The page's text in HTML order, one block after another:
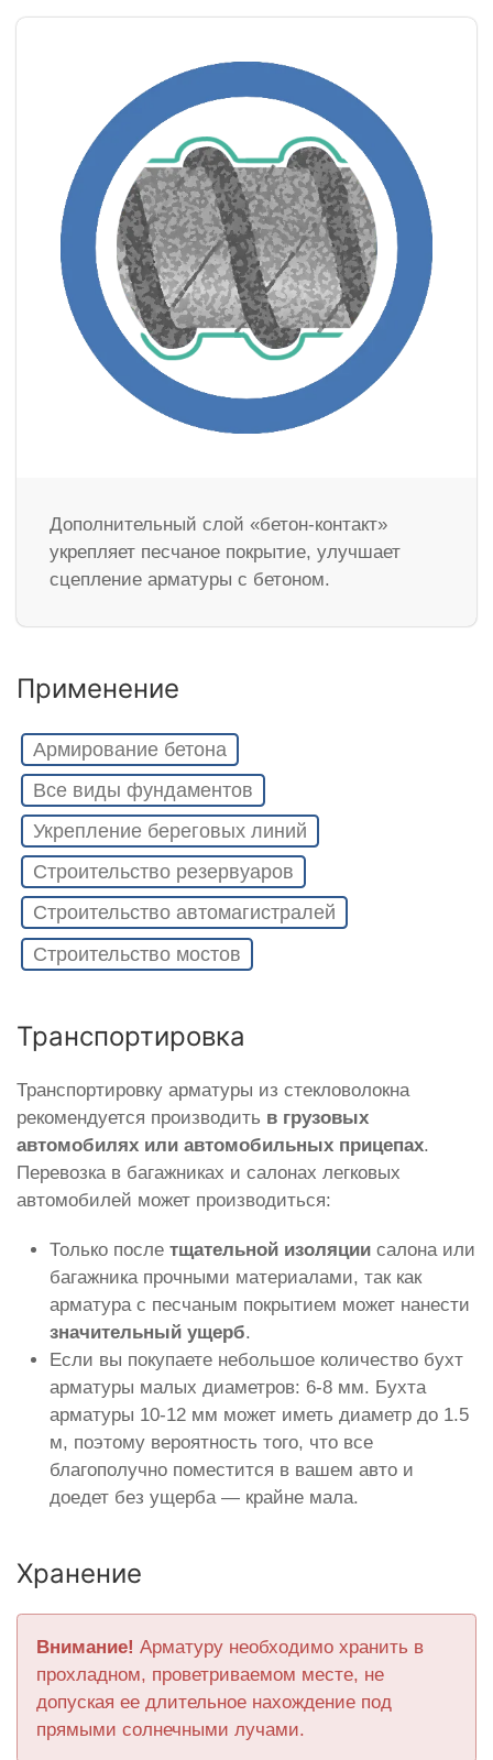
Дополнительный слой «бетон-контакт»
укрепляет песчаное покрытие, улучшает
сцепление арматуры с бетоном.
Применение
Армирование бетона
Все виды фундаментов
Укрепление береговых линий
Строительство резервуаров
Строительство автомагистралей
Строительство мостов
Транспортировка
Транспортировку арматуры из стекловолокна
рекомендуется производить в грузовых
автомобилях или автомобильных прицепах.
Перевозка в багажниках и салонах легковых
автомобилей может производиться:
Только после тщательной изоляции салона или
багажника прочными материалами, так как
арматура с песчаным покрытием может нанести
значительный ущерб.
Если вы покупаете небольшое количество бухт
арматуры малых диаметров: 6-8 мм. Бухта
арматуры 10-12 мм может иметь диаметр до 1.5
м, поэтому вероятность того, что все
благополучно поместится в вашем авто и
доедет без ущерба — крайне мала.
Хранение
Внимание! Арматуру необходимо хранить в
прохладном, проветриваемом месте, не
допуская ее длительное нахождение под
прямыми солнечными лучами.